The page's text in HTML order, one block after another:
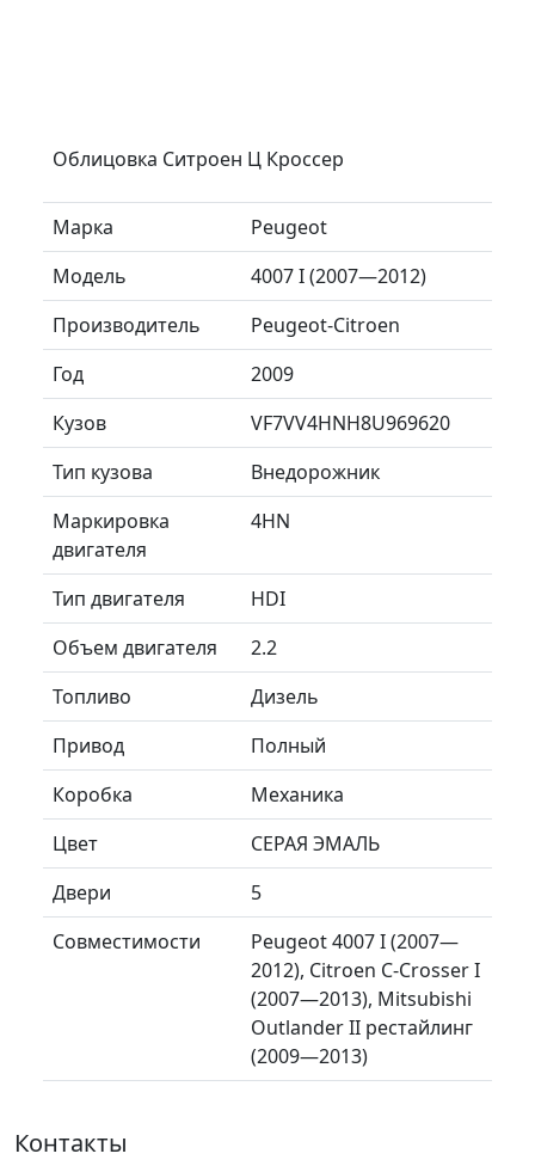
Облицовка Ситроен Ц Кроссер
Марка
Peugeot
Модель
4007 I (2007—2012)
Производитель
Peugeot-Citroen
Год
2009
Кузов
VF7VV4HNH8U969620
Тип кузова
Внедорожник
Маркировка
двигателя
4HN
Тип двигателя
HDI
Объем двигателя
2.2
Топливо
Дизель
Привод
Полный
Коробка
Механика
Цвет
СЕРАЯ ЭМАЛЬ
Двери
5
Совместимости
Peugeot 4007 I (2007—
2012), Citroen C-Crosser I
(2007—2013), Mitsubishi
Outlander II рестайлинг
(2009—2013)
Контакты